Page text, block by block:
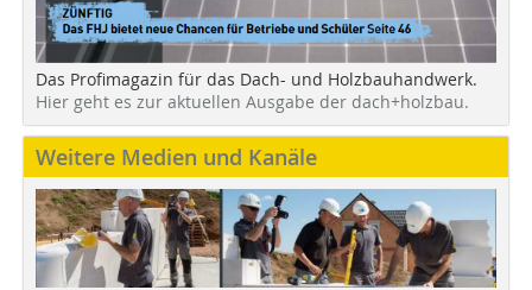
Das Profimagazin für das Dach- und Holzbauhandwerk.
Hier geht es zur aktuellen Ausgabe der dach+holzbau.
Weitere Medien und Kanäle